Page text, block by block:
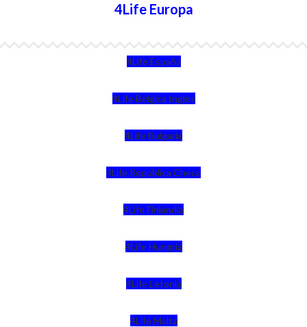
4Life Europa
4Life España
4Life Bélgica Ingles
4Life Bulgaria
4Life República Checa
4Life Finlandia
4Life Hungria
4Life Letonia
4Life Malta